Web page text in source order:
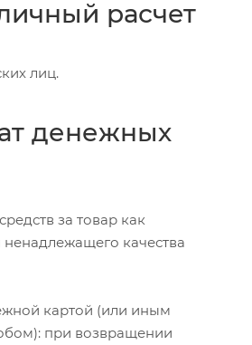
расчет
лиц.
денежных
за товар как
качества
картой (или иным
при возвращении